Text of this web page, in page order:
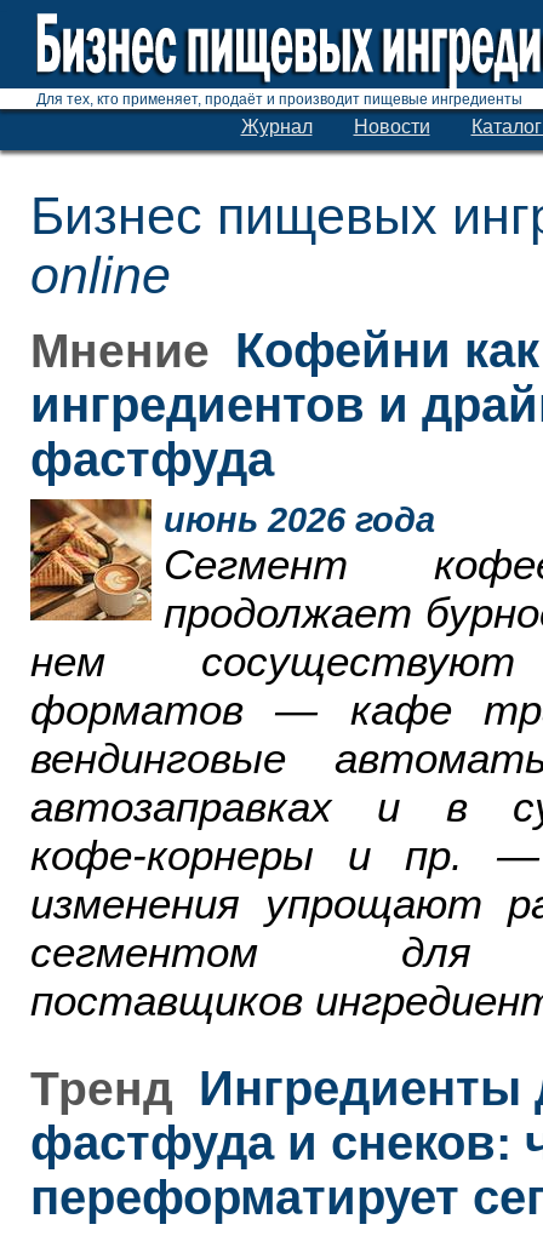
Для тех, кто применяет, продаёт и производит пищевые ингредиенты
Журнал Новости
Бизнес пищевых
online
Мнение Кофейни
ингредиентов и
фастфуда
июнь 2026 года
Сегмент
продолжает
нем
форматов — кафе
вендинговые
автозаправках и в
кофе-корнеры и пр.
изменения упрощают
сегментом для
поставщиков
Тренд Ингредиенты
фастфуда и снеков:
переформатирует